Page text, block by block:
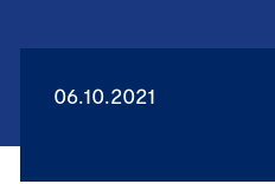
06.10.2021